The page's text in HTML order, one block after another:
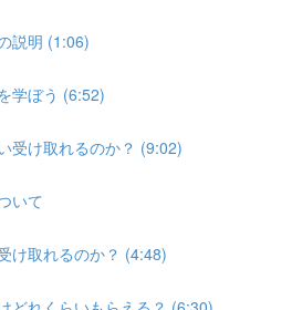
説明 (1:06)
学ぼう (6:52)
受け取れるのか？ (9:02)
いて
け取れるのか？ (4:48)